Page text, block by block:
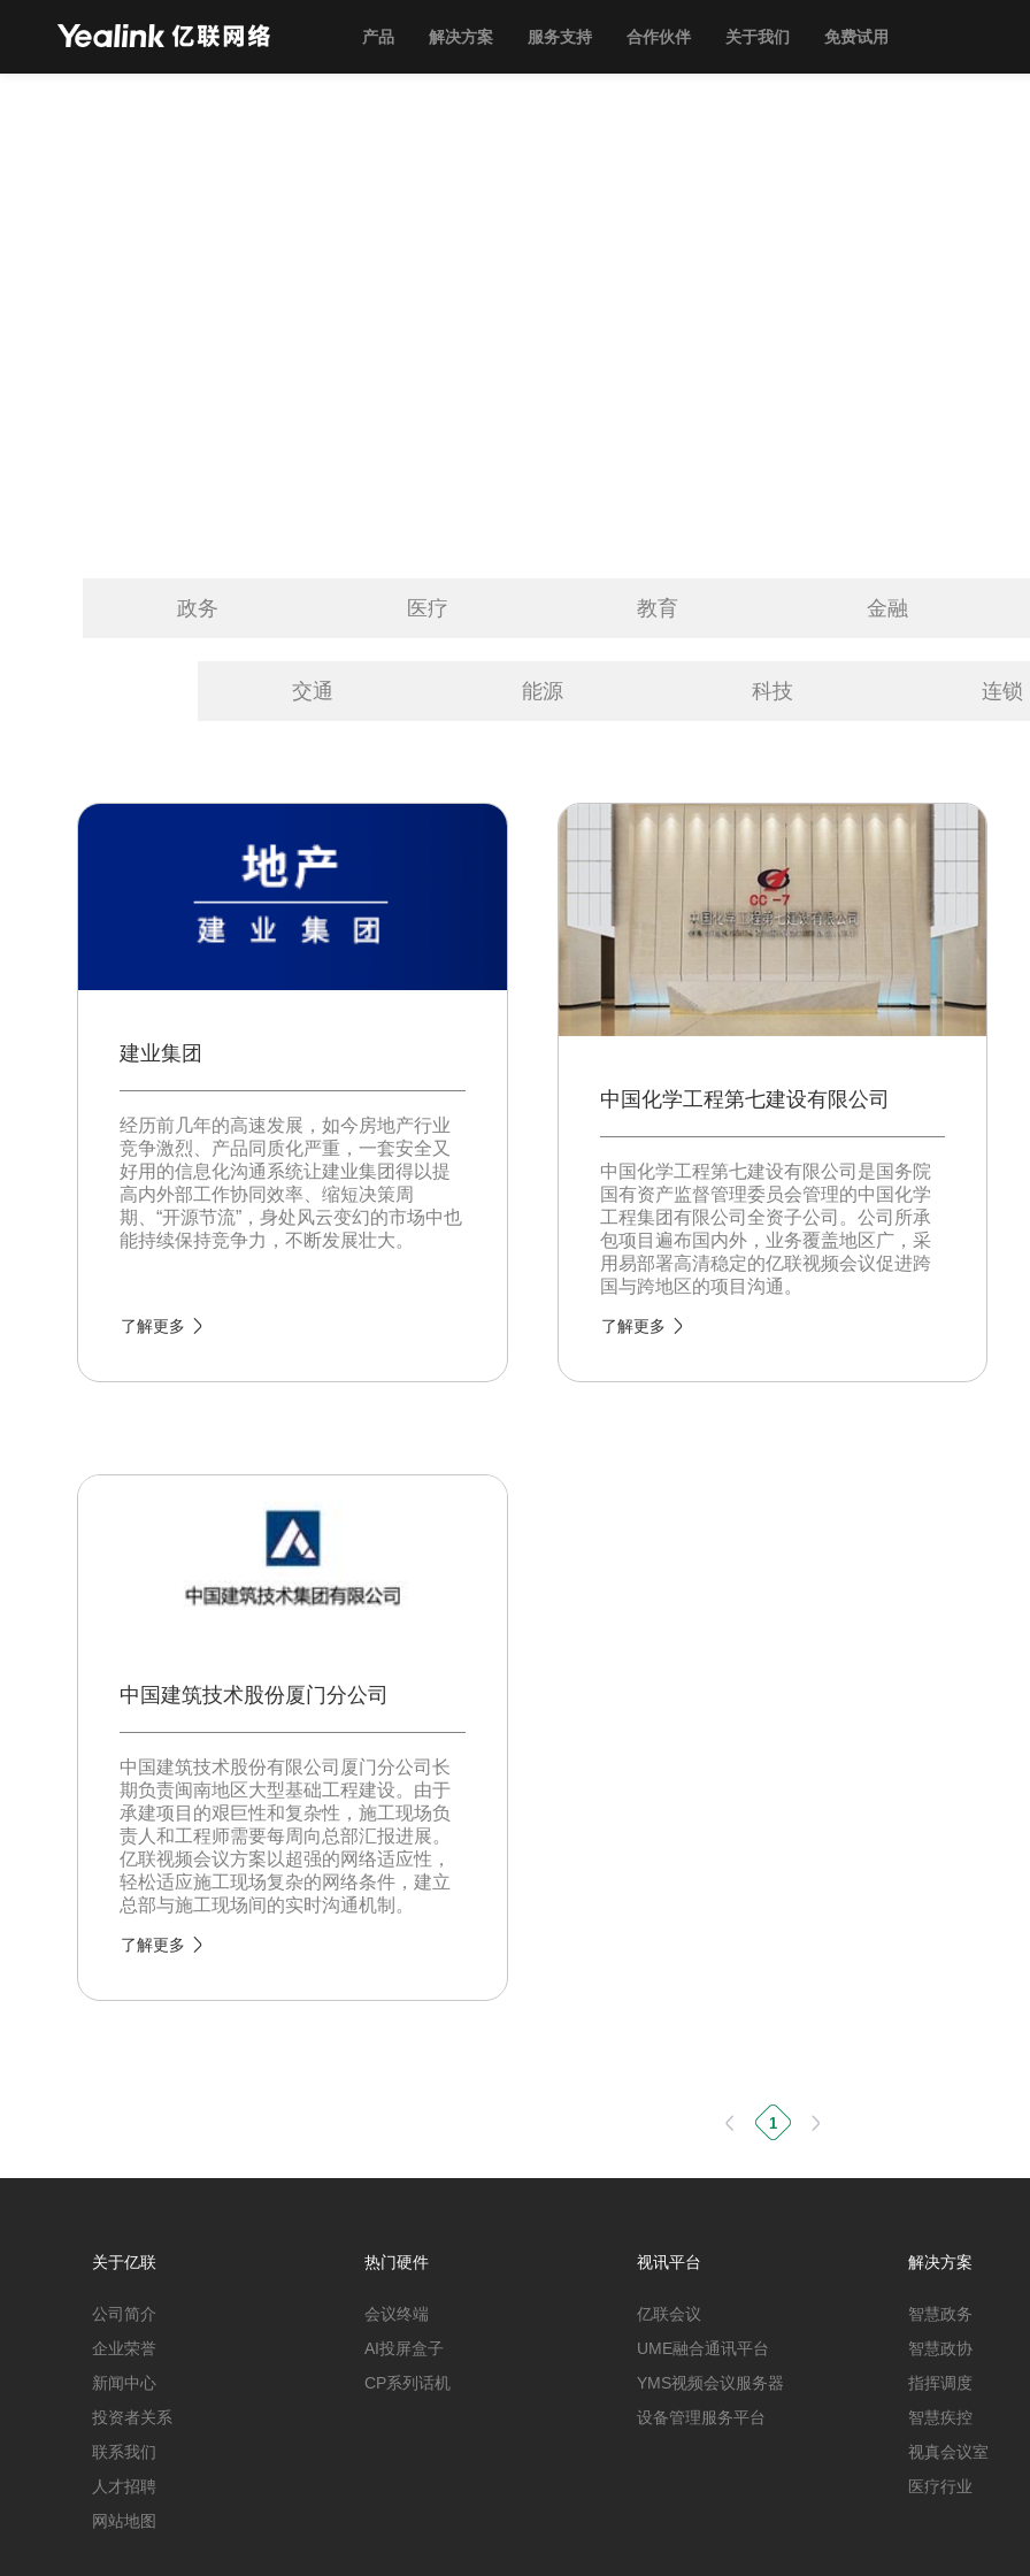
产品 解决方案 服务支持 合作伙伴 关于我们 免费试用
政务 医疗 教育 金融
交通 能源 科技 连锁
建业集团
经历前几年的高速发展，如今房地产行业
竞争激烈、产品同质化严重，一套安全又
好用的信息化沟通系统让建业集团得以提
高内外部工作协同效率、缩短决策周
期、“开源节流”，身处风云变幻的市场中也
能持续保持竞争力，不断发展壮大。
了解更多
中国化学工程第七建设有限公司
中国化学工程第七建设有限公司是国务院
国有资产监督管理委员会管理的中国化学
工程集团有限公司全资子公司。公司所承
包项目遍布国内外，业务覆盖地区广，采
用易部署高清稳定的亿联视频会议促进跨
国与跨地区的项目沟通。
了解更多
中国建筑技术股份厦门分公司
中国建筑技术股份有限公司厦门分公司长
期负责闽南地区大型基础工程建设。由于
承建项目的艰巨性和复杂性，施工现场负
责人和工程师需要每周向总部汇报进展。
亿联视频会议方案以超强的网络适应性，
轻松适应施工现场复杂的网络条件，建立
总部与施工现场间的实时沟通机制。
了解更多
1
关于亿联
公司简介
企业荣誉
新闻中心
投资者关系
联系我们
人才招聘
网站地图
热门硬件
会议终端
AI投屏盒子
CP系列话机
视讯平台
亿联会议
UME融合通讯平台
YMS视频会议服务器
设备管理服务平台
解决方案
智慧政务
智慧政协
指挥调度
智慧疾控
视真会议室
医疗行业